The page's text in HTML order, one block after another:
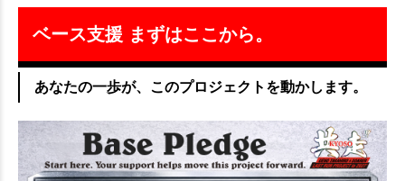
ベース支援 まずはここから。
あなたの一歩が、このプロジェクトを動かします。